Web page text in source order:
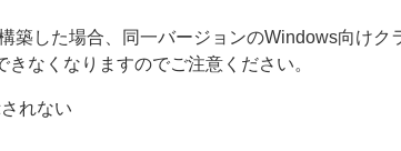
した場合、同一バージョンのWindows向けク
なくなりますのでご注意ください。
れない